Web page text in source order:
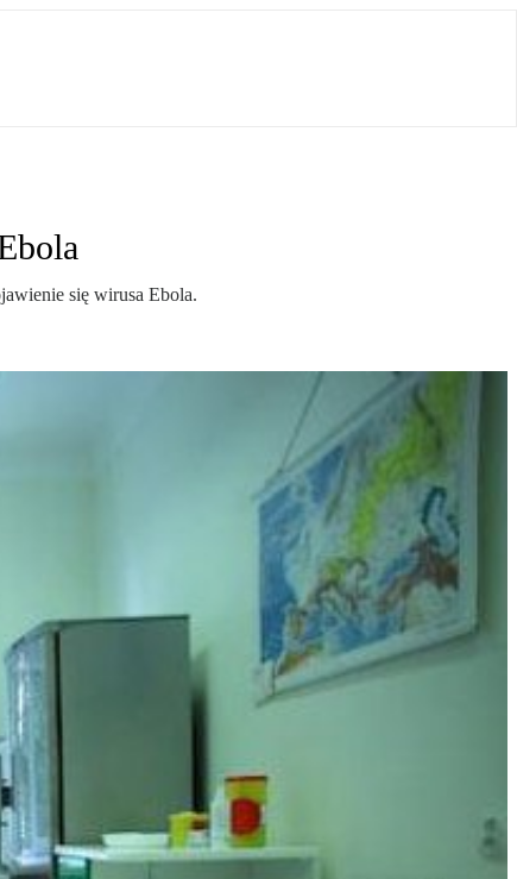
się wirusa Ebola.